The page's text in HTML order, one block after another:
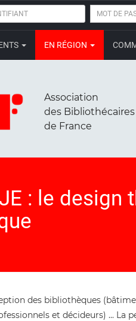
MOT
PASSE
EN RÉGION
Association
des Bibliothécaires
de France
: le design
des bibliothèques
et décideurs) ... La